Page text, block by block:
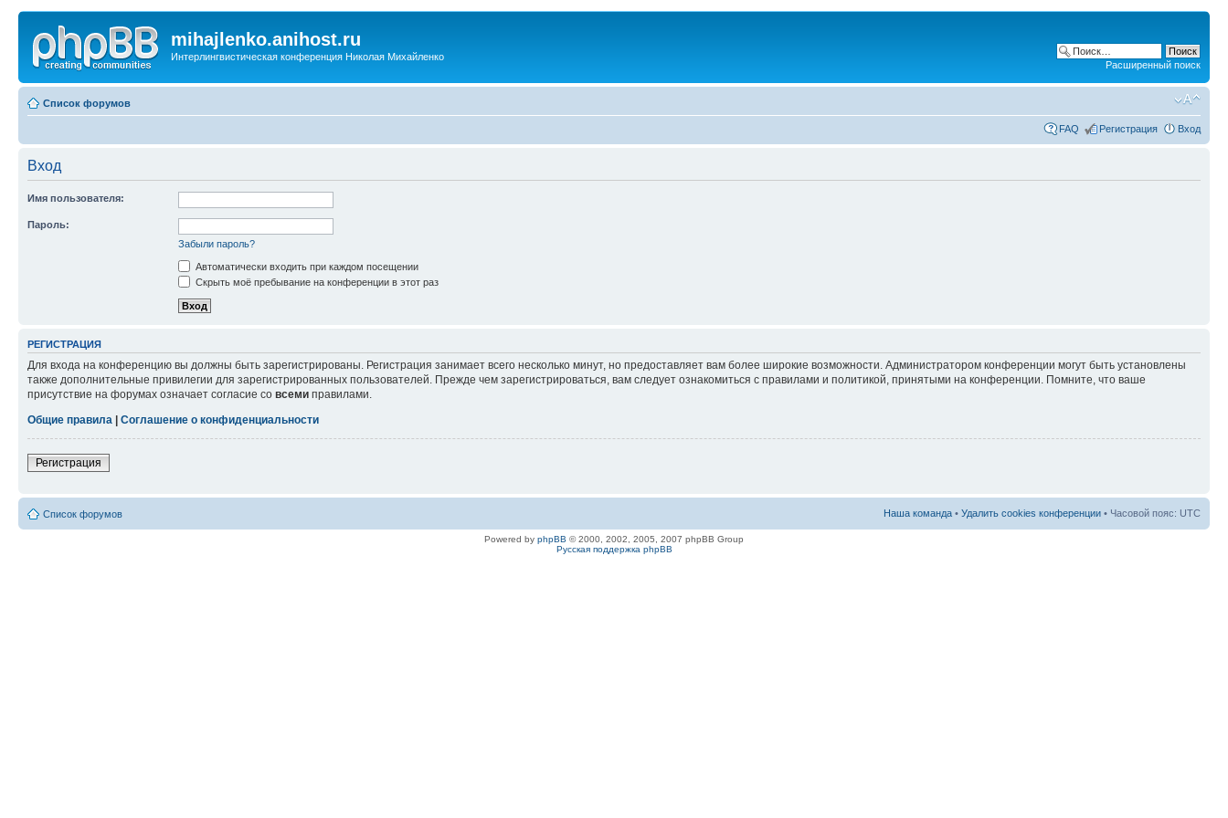
mihajlenko.anihost.ru
Интерлингвистическая конференция Николая Михайленко
Расширенный поиск
Список форумов
FAQ Регистрация Вход
Вход
Имя пользователя:
Пароль:
Забыли пароль?
Автоматически входить при каждом посещении
Скрыть моё пребывание на конференции в этот раз
РЕГИСТРАЦИЯ
Для входа на конференцию вы должны быть зарегистрированы. Регистрация занимает всего несколько минут, но предоставляет вам более широкие возможности. Администратором конференции могут быть установлены
также дополнительные привилегии для зарегистрированных пользователей. Прежде чем зарегистрироваться, вам следует ознакомиться с правилами и политикой, принятыми на конференции. Помните, что ваше
присутствие на форумах означает согласие со всеми правилами.
Общие правила
Соглашение о конфиденциальности
Регистрация
Список форумов Наша команда • Удалить cookies конференции • Часовой пояс: UTC
Powered by phpBB © 2000, 2002, 2005, 2007 phpBB Group
Русская поддержка phpBB